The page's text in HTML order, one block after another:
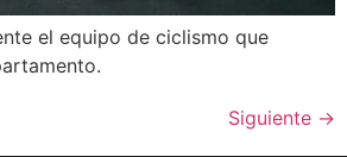
el equipo de ciclismo que
Siguiente →